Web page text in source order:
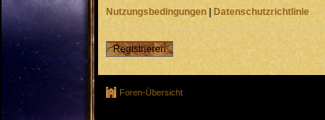
Nutzungsbedingungen|Datenschutzrichtlinie
Registrieren
Foren-Übersicht